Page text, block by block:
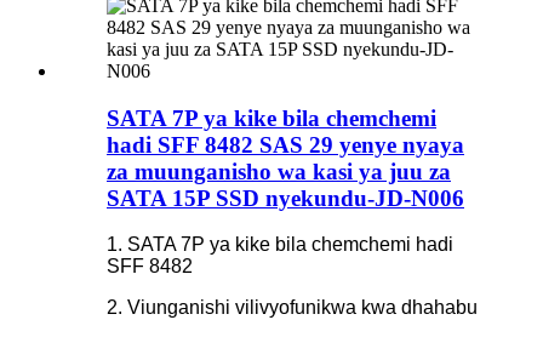
SATA 7P ya kike bila chemchemi
hadi SFF 8482 SAS 29 yenye nyaya
za muunganisho wa kasi ya juu za
SATA 15P SSD nyekundu-JD-N006
1. SATA 7P ya kike bila chemchemi hadi
SFF 8482
2. Viunganishi vilivyofunikwa kwa dhahabu